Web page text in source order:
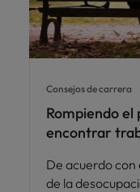
Consejos de carrera
Rompiendo
encontrar
De acuerdo con
de la